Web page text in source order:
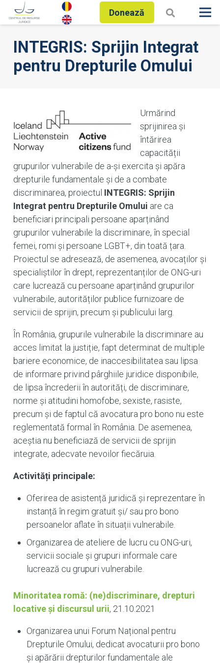
Donează
INTEGRIS: Sprijin Integrat
pentru Drepturile Omului
Urmărind
sprijinirea și
întărirea
capacității
grupurilor vulnerabile de a-și exercita și apăra
drepturile fundamentale și de a combate
discriminarea, proiectul INTEGRIS: Sprijin
Integrat pentru Drepturile Omului are ca
beneficiari principali persoane aparținând
grupurilor vulnerabile la discriminare, în special
femei, romi și persoane LGBT+, din toată țara.
Proiectul se adresează, de asemenea, avocaților și
specialiștilor în drept, reprezentanților de ONG-uri
care lucrează cu persoane aparținând grupurilor
vulnerabile, autorităților publice furnizoare de
servicii de sprijin, precum și publicului larg.
În România, grupurile vulnerabile la discriminare au
acces limitat la justiție, fapt determinat de multiple
bariere economice, de inaccesibilitatea sau lipsa
de informare privind pârghiile juridice disponibile,
de lipsa încrederii în autorități, de discriminare,
norme și atitudini homofobe, sexiste, rasiste,
precum și de faptul că avocatura pro bono nu este
reglementată formal în România. De asemenea,
aceștia nu beneficiază de servicii de sprijin
integrate, adecvate nevoilor fiecăruia.
Activități principale:
Oferirea de asistență juridică și reprezentare în
instanță în regim gratuit și/ sau pro bono
persoanelor aflate în situații vulnerabile.
Organizarea de ateliere de lucru cu ONG-uri,
servicii sociale și grupuri informale care
lucrează cu grupuri vulnerabile.
Minoritatea romă: (ne)discriminare, drepturi
locative și discursul urii, 21.10.2021
Organizarea unui Forum Național pentru
Drepturile Omului, dedicat avocaturii pro bono
și apărării drepturilor fundamentale ale